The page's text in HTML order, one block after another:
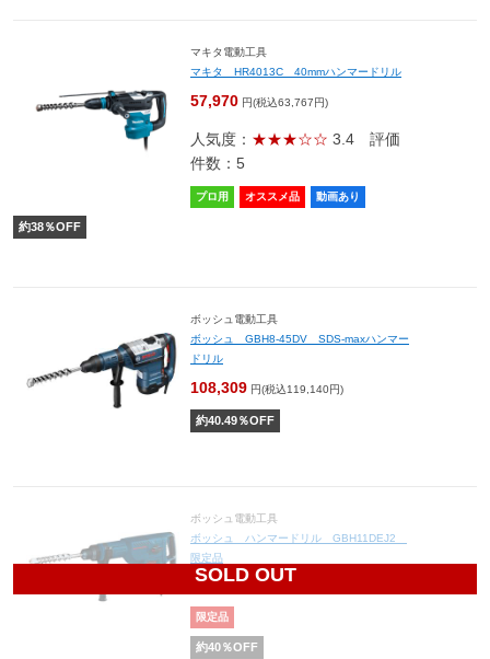
マキタ電動工具
マキタ HR4013C 40mmハンマードリル
57,970 円(税込63,767円)
人気度： ★★★☆☆ 3.4 評価
件数：5
プロ用 オススメ品 動画あり
約38％OFF
ボッシュ電動工具
ボッシュ GBH8-45DV SDS-maxハンマー
ドリル
108,309 円(税込119,140円)
約40.49％OFF
SOLD OUT
ボッシュ電動工具
ボッシュ ハンマードリル GBH11DEJ2
限定品
118,800
限定品
約40％OFF